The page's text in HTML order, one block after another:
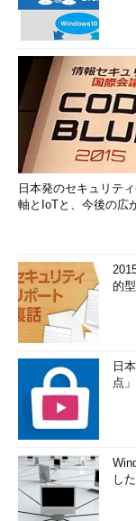
日本発のセキュリテ
軸とIoTと、今後の広
的
日
点
し